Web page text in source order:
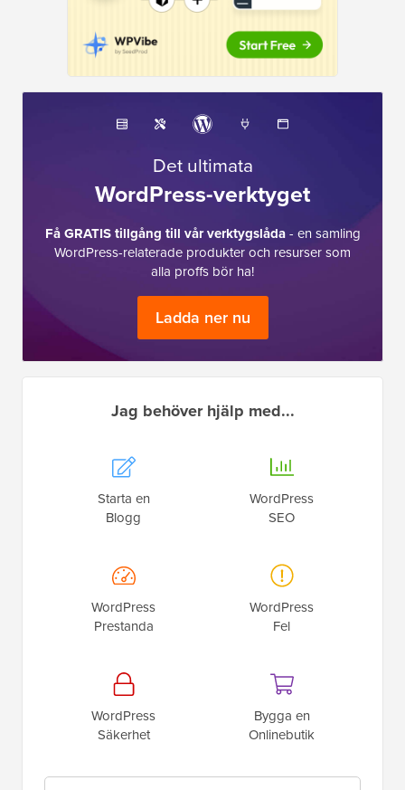
Det ultimata
WordPress-verktyget
Få GRATIS tillgång till vår verktygslåda- en samling
WordPress-relaterade produkter och resurser som
alla proffs bör ha!
Ladda ner nu
Jag behöver hjälp med...
Starta en
Blogg
WordPress
SEO
WordPress
Prestanda
WordPress
Fel
WordPress
Säkerhet
Bygga en
Onlinebutik